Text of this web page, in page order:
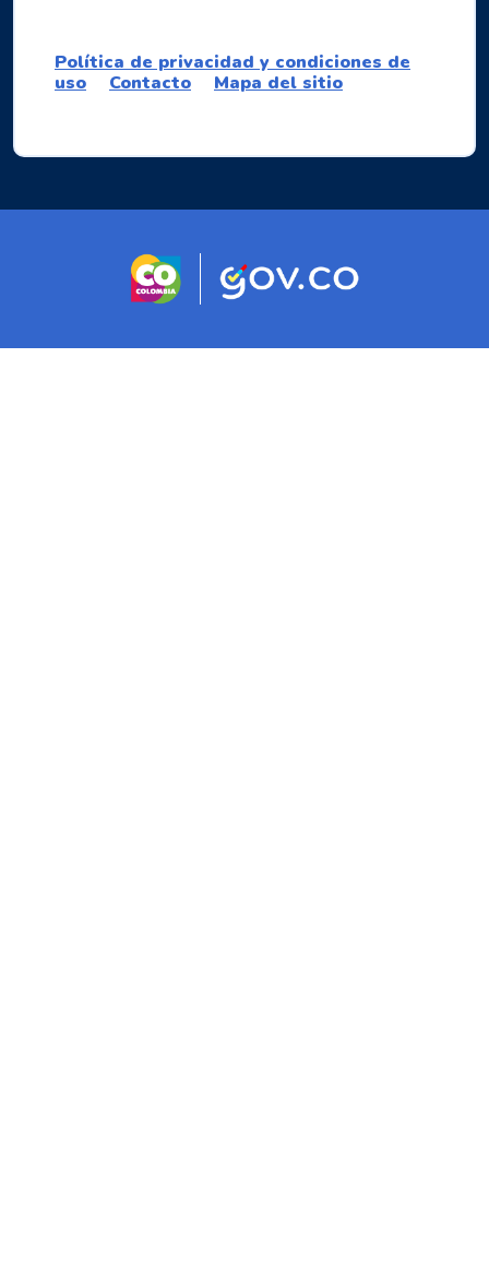
Política de privacidad y condiciones de
uso
Contacto Mapa del sitio
Logo marca Colombia